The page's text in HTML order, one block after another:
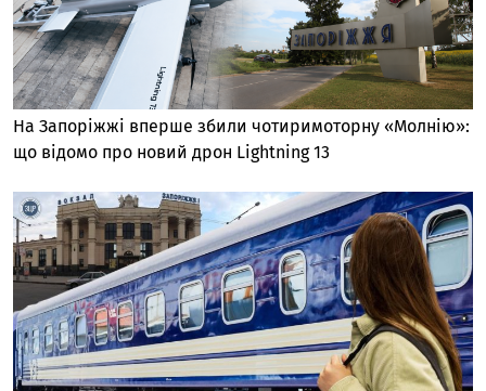
На Запоріжжі вперше збили чотиримоторну «Молнію»:
що відомо про новий дрон Lightning 13